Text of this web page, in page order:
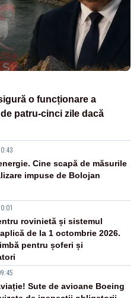
o funcționare a
patru-cinci zile dacă
Cine scapă de măsurile
impuse de Bolojan
rovinietă și sistemul
de la 1 octombrie 2026.
pentru șoferi și
Sute de avioane Boeing